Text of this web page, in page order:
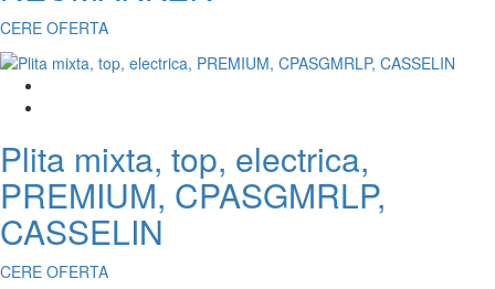
CERE OFERTA
Plita mixta, top, electrica,
PREMIUM, CPASGMRLP,
CASSELIN
CERE OFERTA